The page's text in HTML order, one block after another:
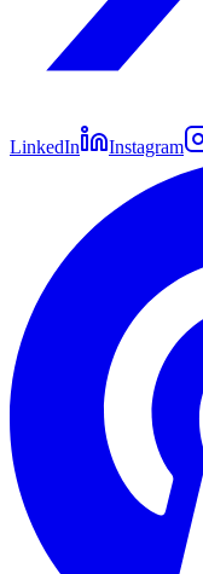
LinkedIn Instagram